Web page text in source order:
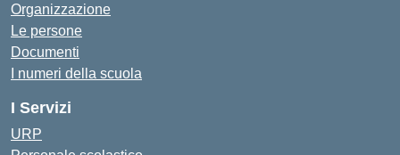
Organizzazione
Le persone
Documenti
I numeri della scuola
I Servizi
URP